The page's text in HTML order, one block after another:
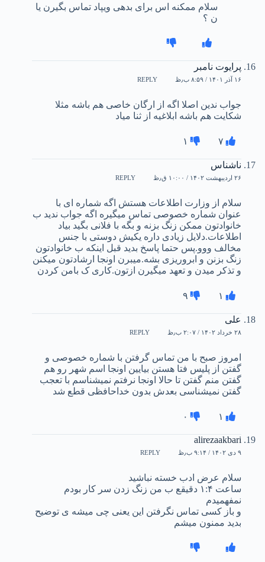
سلام ممکنه اس برای بدهی ویپاد تماس بگیرن یا
ن ؟
پرایوت نامبر
۱۶ آذر ۱۴۰۱ / ۸:۵۹ ب٫ظ REPLY
جواب ندین اصلا اگه از ارگان خاصی هم باشه مثلا
شکایت هم باشه ابلاغیه از ثنا میاد
۷ ۱
ناشناس
۲۶ اردیبهشت ۱۴۰۲ / ۱۰:۰۰ ق٫ظ REPLY
سلام از وزارت اطلاعات هستش اگه شماره ای با
عنوان شماره خصوصی تماس میگیره اگه جواب ندید ب
خانوادتون ممکن زنگ بزنه و بگه با فلانی بگید بیاد
اطلاعات.دلایل زیادی داره یکیش دوستی با جنس
مخالف ووو.پس حتما پاسخ بدید قبل اینکه ب خانوادتون
زنگ بزنن و ابروریزی بشه.میبرن اونجا ارشادتون میکنن
و تذکر میدن و تعهد میگیرن ازتون.کاری ک بامن کردن
۱ ۹
علی
۲۸ خرداد ۱۴۰۲ / ۲:۰۷ ب٫ظ REPLY
امروز صبح با من تماس گرفتن با شماره خصوصی و
گفتن از پلیس فتا هستن بیایین اونجا اسم شهر رو هم
گفتن منم گفتن تا حالا اونجا نرفتم نمیشناسم با تعجب
گفتن نمیشناسی بعدش بدون خداحافظی قطع شد
۱ ۰
alirezaakbari
۹ دی ۱۴۰۲ / ۹:۱۴ ب٫ظ REPLY
سلام عرض ادب خسته نباشید
ساعت ۱:۴ دقیقع ب من زنگ زدن سر کار بودم
نمفهمیدم
و باز کسی تماس نگرفتن این یعنی چی میشه ی توضیح
بدید ممنون میشم